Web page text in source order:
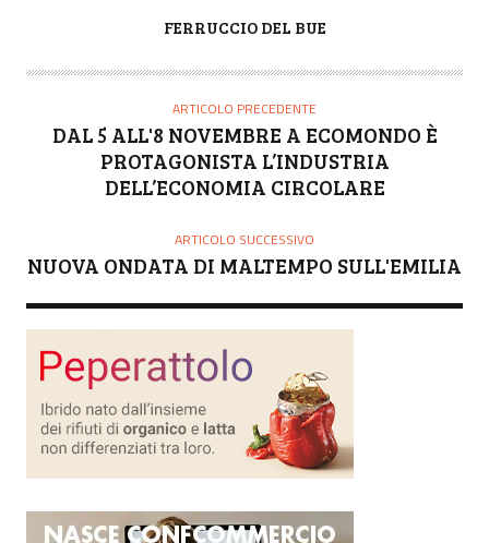
T
FERRUCCIO DEL BUE
ARTICOLO PRECEDENTE
DAL 5 ALL'8 NOVEMBRE A ECOMONDO È
PROTAGONISTA L’INDUSTRIA
DELL’ECONOMIA CIRCOLARE
ARTICOLO SUCCESSIVO
NUOVA ONDATA DI MALTEMPO SULL'EMILIA